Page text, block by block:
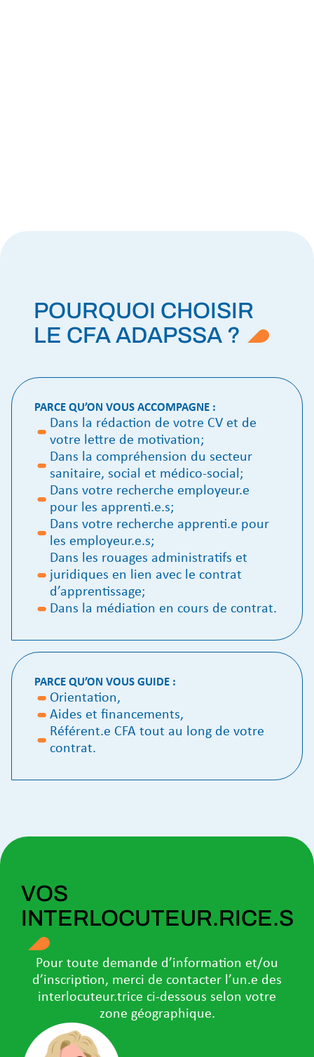
POURQUOI CHOISIR
LE CFA ADAPSSA ?
PARCE QU’ON VOUS ACCOMPAGNE :
Dans la rédaction de votre CV et de
votre lettre de motivation;
Dans la compréhension du secteur
sanitaire, social et médico-social;
Dans votre recherche employeur.e
pour les apprenti.e.s;
Dans votre recherche apprenti.e pour
les employeur.e.s;
Dans les rouages administratifs et
juridiques en lien avec le contrat
d’apprentissage;
Dans la médiation en cours de contrat.
PARCE QU’ON VOUS GUIDE :
Orientation,
Aides et financements,
Référent.e CFA tout au long de votre
contrat.
VOS
INTERLOCUTEUR.RICE.S
Pour toute demande d’information et/ou
d’inscription, merci de contacter l’un.e des
interlocuteur.trice ci-dessous selon votre
zone géographique.